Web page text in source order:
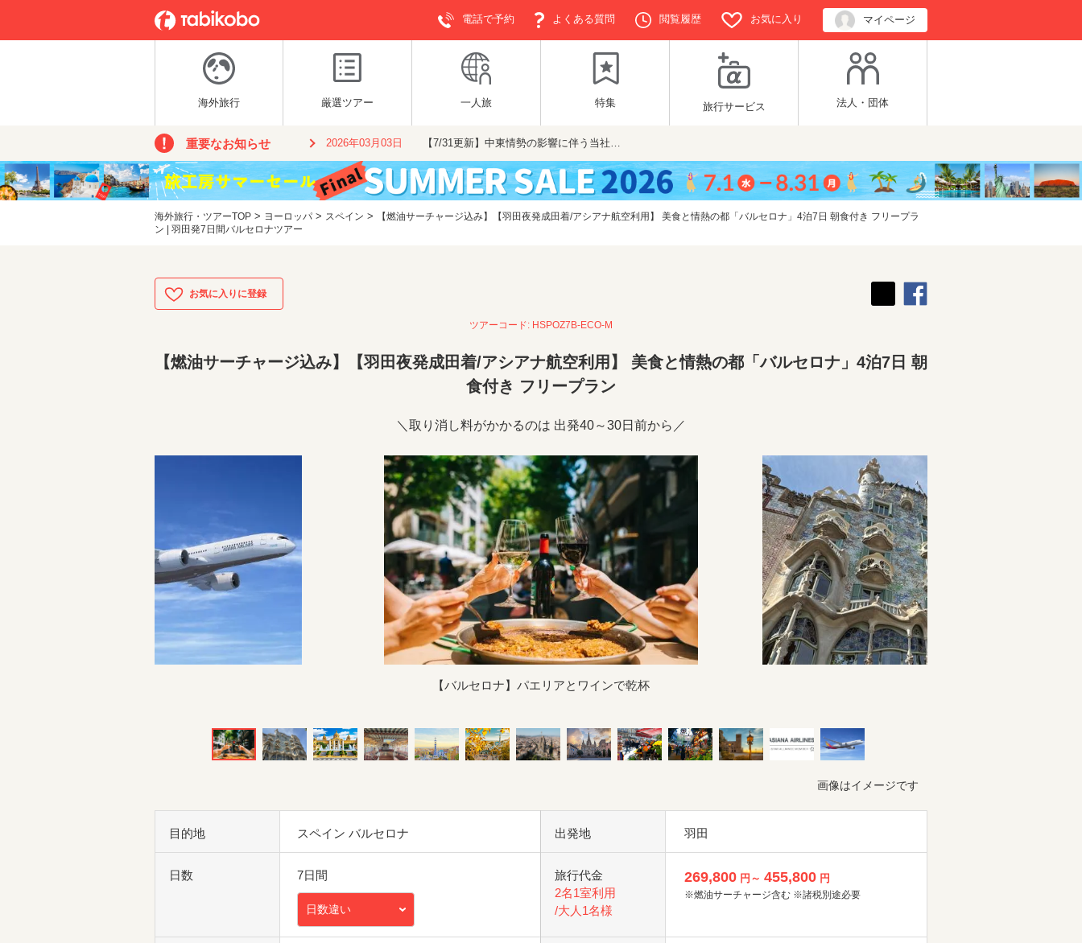
電話で予約 よくある質問 閲覧履歴 お気に入り マイページ
海外旅行 厳選ツアー 一人旅 特集 旅行サービス 法人・団体
重要なお知らせ 2026年03月03日 【7/31更新】中東情勢の影響に伴う当社…
海外旅行・ツアーTOP > ヨーロッパ > スペイン >
【燃油サーチャージ込み】【羽田夜発成田着/アシアナ航空利用】 美食と情熱の都「バルセロナ」4泊7日 朝食付き フリープラ
ン | 羽田発7日間バルセロナツアー
ツアーコード: HSPOZ7B-ECO-M
【燃油サーチャージ込み】【羽田夜発成田着/アシアナ航空利用】 美食と情熱の都「バルセロナ」4泊7日 朝
食付き フリープラン
＼取り消し料がかかるのは 出発40～30日前から／
【バルセロナ】パエリアとワインで乾杯
画像はイメージです
目的地 スペイン バルセロナ 出発地 羽田
日数 7日間
日数違い
旅行代金
2名1室利用
/大人1名様
269,800 円～ 455,800 円
※燃油サーチャージ含む ※諸税別途必要